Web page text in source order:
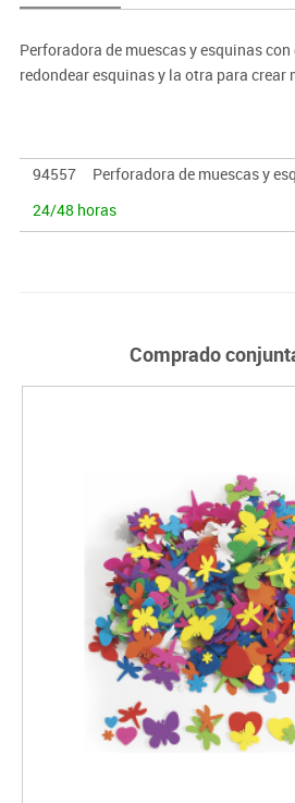
Perforadora de muescas y esquinas
redondear esquinas y la otra para crear
94557
Perforadora de muescas y
24/48 horas
Comprado